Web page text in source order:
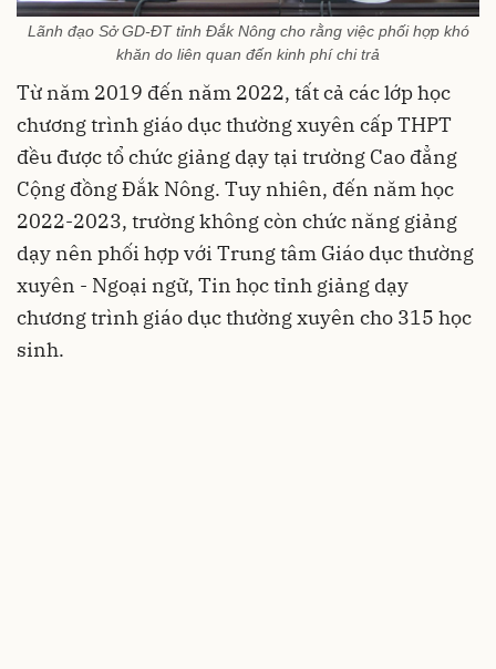
Lãnh đạo Sở GD-ĐT tỉnh Đắk Nông cho rằng việc phối hợp khó
khăn do liên quan đến kinh phí chi trả
Từ năm 2019 đến năm 2022, tất cả các lớp học
chương trình giáo dục thường xuyên cấp THPT
đều được tổ chức giảng dạy tại trường Cao đẳng
Cộng đồng Đắk Nông. Tuy nhiên, đến năm học
2022-2023, trường không còn chức năng giảng
dạy nên phối hợp với Trung tâm Giáo dục thường
xuyên - Ngoại ngữ, Tin học tỉnh giảng dạy
chương trình giáo dục thường xuyên cho 315 học
sinh.